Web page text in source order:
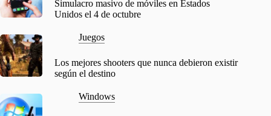
Simulacro masivo de móviles en Estados
Unidos el 4 de octubre
Juegos
Los mejores shooters que nunca debieron existir
según el destino
Windows